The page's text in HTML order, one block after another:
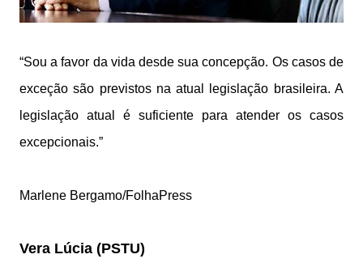
“Sou a favor da vida desde sua concepção. Os casos de
exceção são previstos na atual legislação brasileira. A
legislação atual é suficiente para atender os casos
excepcionais.”
Marlene Bergamo/FolhaPress
Vera Lúcia (PSTU)